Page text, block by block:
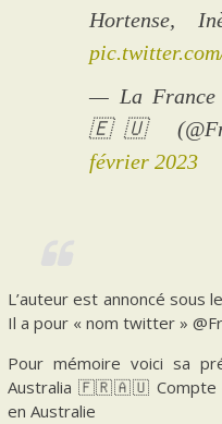
Hortense,
— La
🇪🇺
février 2023
L’auteur est annoncé
Il a pour « nom twitter »
Pour mémoire voici sa
Australia 🇫🇷🇦🇺 Compte
en Australie